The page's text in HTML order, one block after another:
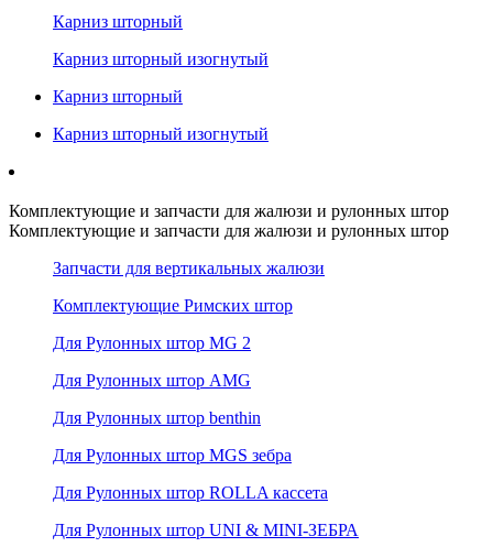
Карниз шторный
Карниз шторный изогнутый
Карниз шторный
Карниз шторный изогнутый
Комплектующие и запчасти для жалюзи и рулонных штор
Комплектующие и запчасти для жалюзи и рулонных штор
Запчасти для вертикальных жалюзи
Комплектующие Римских штор
Для Рулонных штор MG 2
Для Рулонных штор AMG
Для Рулонных штор benthin
Для Рулонных штор MGS зебра
Для Рулонных штор ROLLA кассета
Для Рулонных штор UNI & MINI-ЗЕБРА